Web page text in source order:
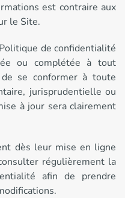
est contraire aux
le Site.
de confidentialité
ou complétée à tout
se conformer à toute
jurisprudentielle ou
à jour sera clairement
dès leur mise en ligne
régulièrement la
afin de prendre